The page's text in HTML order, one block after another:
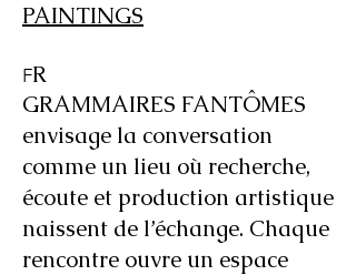
PAINTINGS
FR
GRAMMAIRES FANTÔMES
envisage la conversation
comme un lieu où recherche,
écoute et production artistique
naissent de l’échange. Chaque
rencontre ouvre un espace